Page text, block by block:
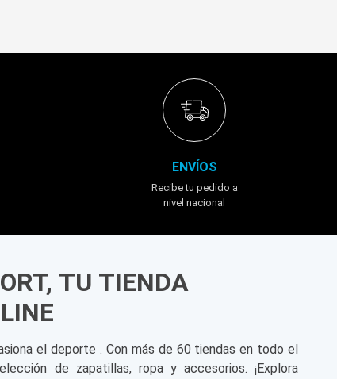
ENVÍOS
Recibe tu pedido a
nivel nacional
TU TIENDA
el deporte . Con más de 60 tiendas en todo el
de zapatillas, ropa y accesorios. ¡Explora